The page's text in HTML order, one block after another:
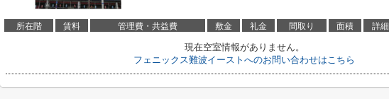
所在階 賃料 管理費・共益費 敷金 礼金 間取り 面積 詳細
現在空室情報がありません。
フェニックス難波イーストへのお問い合わせはこちら